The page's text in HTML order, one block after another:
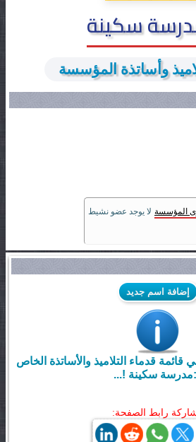
سكينة
وأساتذة المؤسسة
المؤسسة لا يوجد عضو نشيط
إضافة اسم جديد
قدماء التلاميذ والأساتذة الخاص
سكينة !...
رابط الصفحة: